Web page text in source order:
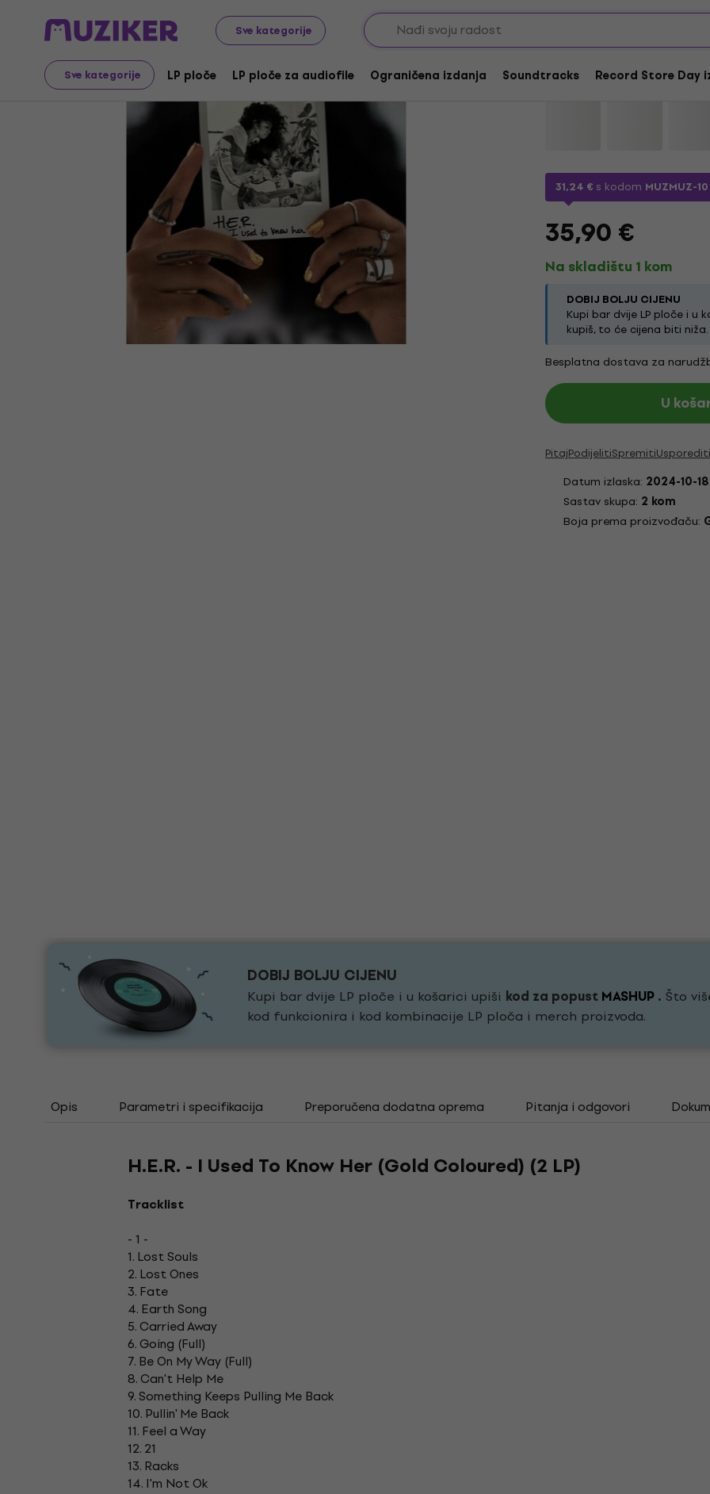
Sve kategorije
Sve kategorije LP ploče LP ploče za audiofile Ograničena izdanja Soundtracks Record Store Day
LP ploče i CD-ovi LP ploče
Video
H.E.R. - I Used To
Marka: H.E.R.Kod proizvoda:
31,24 € s kodom MUZMUZ-10
35,90 €
Na skladištu 1 kom
DOBIJ BOLJU CIJENU
Kupi bar dvije LP ploče i u
kupiš, to će cijena biti niža.
Besplatna dostava za
U
PitajPodijelitiSpremitiUsporediti
Datum izlaska: 2024-10-18
Sastav skupa: 2 kom
Boja prema proizvođaču:
DOBIJ BOLJU CIJENU
Kupi bar dvije LP ploče i u košarici upiši kod za popustMASHUP. Što
kod funkcionira i kod kombinacije LP ploča i merch proizvoda.
Opis Parametri i specifikacija Preporučena dodatna oprema Pitanja i odgovori
H.E.R. - I Used To Know Her (Gold Coloured) (2 LP)
Tracklist
- 1 -
1. Lost Souls
2. Lost Ones
3. Fate
4. Earth Song
5. Carried Away
6. Going (Full)
7. Be On My Way (Full)
8. Can't Help Me
9. Something Keeps Pulling Me Back
10. Pullin' Me Back
11. Feel a Way
12. 21
13. Racks
14. I'm Not Ok